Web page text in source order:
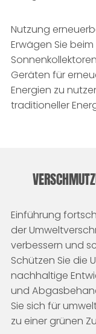
Nutzung
Erwägen Sie
Geräten für
Energien zu
traditioneller
Einführung
der
verbessern und
Schützen Sie die
nachhaltige
und
Sie sich für
zu einer grünen